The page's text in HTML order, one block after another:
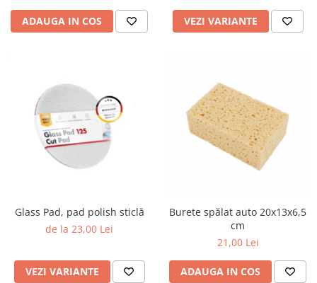
ADAUGA IN COS VEZI VARIANTE
Glass Pad, pad polish sticlă
de la 23,00 Lei
VEZI VARIANTE
Burete spălat auto 20x13x6,5
cm
21,00 Lei
ADAUGA IN COS